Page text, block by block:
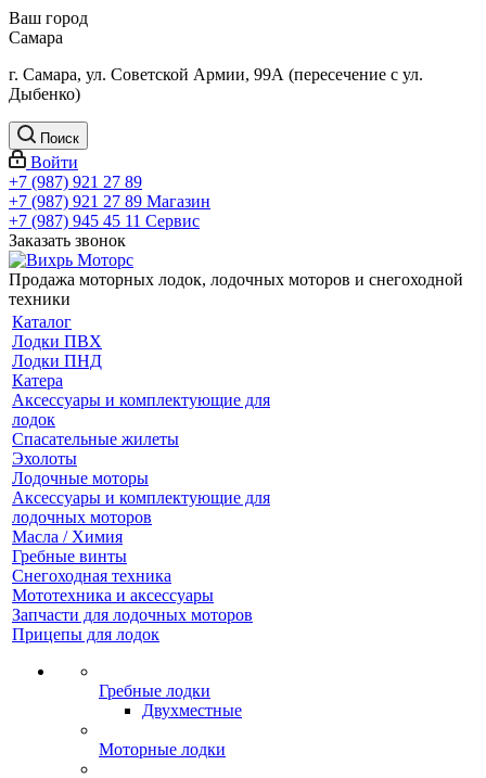
Ваш город
Самара
г. Самара, ул. Советской Армии, 99А (пересечение с ул.
Дыбенко)
Поиск
Войти
+7 (987) 921 27 89
+7 (987) 921 27 89 Магазин
+7 (987) 945 45 11 Сервис
Заказать звонок
Продажа моторных лодок, лодочных моторов и снегоходной
техники
Каталог
Лодки ПВХ
Лодки ПНД
Катера
Аксессуары и комплектующие для
лодок
Спасательные жилеты
Эхолоты
Лодочные моторы
Аксессуары и комплектующие для
лодочных моторов
Масла / Химия
Гребные винты
Снегоходная техника
Мототехника и аксессуары
Запчасти для лодочных моторов
Прицепы для лодок
Гребные лодки
Двухместные
Моторные лодки